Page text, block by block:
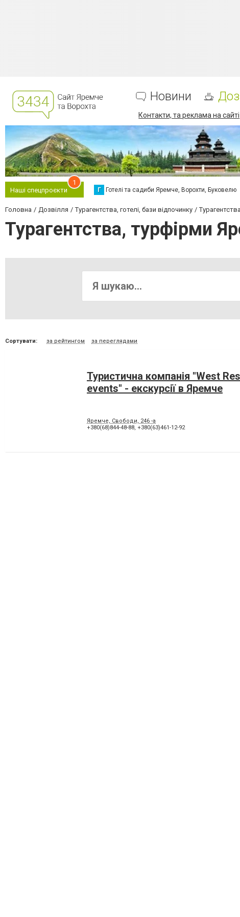
Новини
Контакти, та реклама на сайті
Наші спецпроєкти
1
Г Готелі та садиби Яремче, Ворохти, Буковелю
Головна Дозвілля Турагентства, готелі, бази відпочинку
Турагентства, турфірми
Сортувати: за рейтингом за переглядами
Туристична компанія "West
events" - екскурсії в Яремче
Яремче, Свободи, 246 -а
+380(68)844-48-88, +380(63)461-12-92